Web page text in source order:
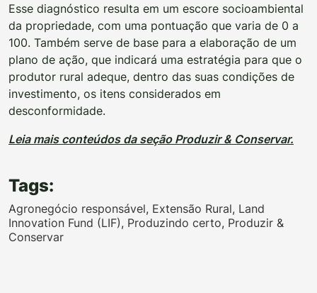
Esse diagnóstico resulta em um escore socioambiental
da propriedade, com uma pontuação que varia de 0 a
100. Também serve de base para a elaboração de um
plano de ação, que indicará uma estratégia para que o
produtor rural adeque, dentro das suas condições de
investimento, os itens considerados em
desconformidade.
Leia mais conteúdos da seção Produzir & Conservar.
Tags:
Agronegócio responsável, Extensão Rural, Land
Innovation Fund (LIF), Produzindo certo, Produzir &
Conservar